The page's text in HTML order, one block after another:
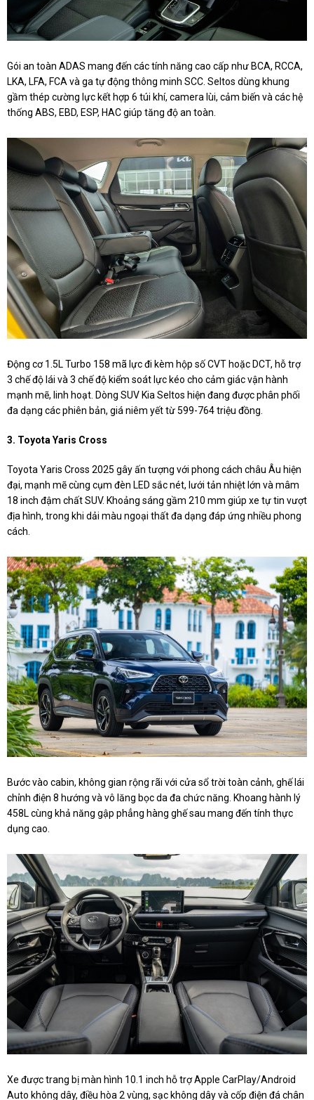
Gói an toàn ADAS mang đến các tính năng cao cấp như BCA, RCCA,
LKA, LFA, FCA và ga tự động thông minh SCC. Seltos dùng khung
gầm thép cường lực kết hợp 6 túi khí, camera lùi, cảm biến và các hệ
thống ABS, EBD, ESP, HAC giúp tăng độ an toàn.
Động cơ 1.5L Turbo 158 mã lực đi kèm hộp số CVT hoặc DCT, hỗ trợ
3 chế độ lái và 3 chế độ kiểm soát lực kéo cho cảm giác vận hành
mạnh mẽ, linh hoạt. Dòng SUV Kia Seltos hiện đang được phân phối
đa dạng các phiên bản, giá niêm yết từ 599-764 triệu đồng.
3. Toyota Yaris Cross
Toyota Yaris Cross 2025 gây ấn tượng với phong cách châu Âu hiện
đại, mạnh mẽ cùng cụm đèn LED sắc nét, lưới tản nhiệt lớn và mâm
18 inch đậm chất SUV. Khoảng sáng gầm 210 mm giúp xe tự tin vượt
địa hình, trong khi dải màu ngoại thất đa dạng đáp ứng nhiều phong
cách.
Bước vào cabin, không gian rộng rãi với cửa sổ trời toàn cảnh, ghế lái
chỉnh điện 8 hướng và vô lăng bọc da đa chức năng. Khoang hành lý
458L cùng khả năng gập phẳng hàng ghế sau mang đến tính thực
dụng cao.
Xe được trang bị màn hình 10.1 inch hỗ trợ Apple CarPlay/Android
Auto không dây, điều hòa 2 vùng, sạc không dây và cốp điện đá chân